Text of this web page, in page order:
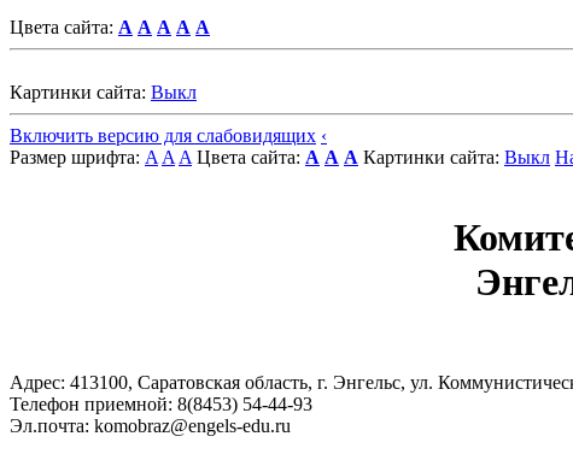
Цвета сайта: A A A A A
Картинки сайта: Выкл
Включить версию для слабовидящих ‹
Размер шрифта: A A A Цвета сайта: A A A Картинки сайта: Выкл
Адрес: 413100, Саратовская область, г. Энгельс, ул.
Телефон приемной: 8(8453) 54-44-93
Эл.почта: komobraz@engels-edu.ru